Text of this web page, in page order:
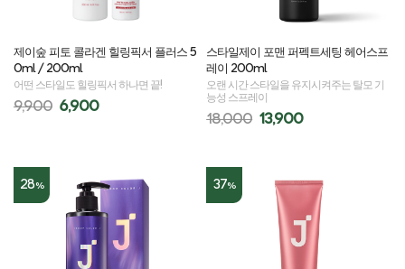
제이숲 피토 콜라겐 힐링픽서 플러스 5
0ml / 200ml
어떤 스타일도 힐링픽서 하나면 끝!
9,900 6,900
스타일제이 포맨 퍼펙트세팅 헤어스프
레이 200ml
오랜 시간 스타일을 유지시켜주는 탈모 기
능성 스프레이
18,000 13,900
28% 37%